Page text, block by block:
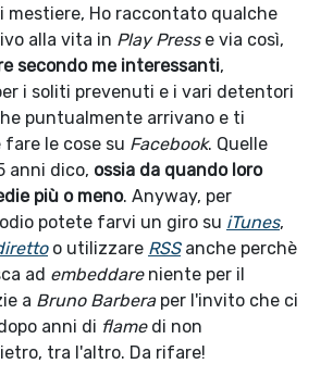
mestiere, Ho raccontato qualche
alla vita in Play Presse via così,
secondo me interessanti,
i soliti prevenuti e i vari detentori
puntualmente arrivano e ti
fare le cose su Facebook. Quelle
anni dico, ossia da quando loro
più o meno. Anyway, per
potete farvi un giro su iTunes,
o utilizzare RSS anche perchè
ad embeddare niente per il
a Bruno Barbera per l'invito che ci
anni di flame di non
tra l'altro. Da rifare!